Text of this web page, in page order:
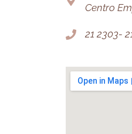
Centro
21 2303-